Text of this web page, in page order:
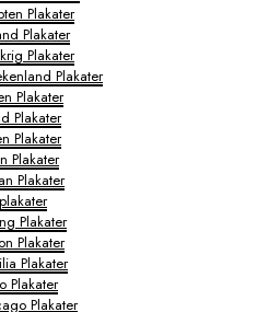
Plakater
Plakater
Plakater
Plakater
Plakater
Plakater
Plakater
Plakater
Plakater
Plakater
Plakater
Plakater
Plakater
Plakater